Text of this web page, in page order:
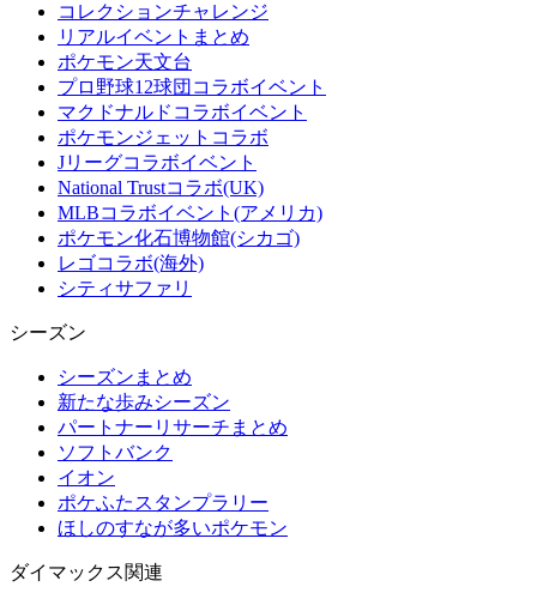
コレクションチャレンジ
リアルイベントまとめ
ポケモン天文台
プロ野球12球団コラボイベント
マクドナルドコラボイベント
ポケモンジェットコラボ
Jリーグコラボイベント
National Trustコラボ(UK)
MLBコラボイベント(アメリカ)
ポケモン化石博物館(シカゴ)
レゴコラボ(海外)
シティサファリ
シーズン
シーズンまとめ
新たな歩みシーズン
パートナーリサーチまとめ
ソフトバンク
イオン
ポケふたスタンプラリー
ほしのすなが多いポケモン
ダイマックス関連